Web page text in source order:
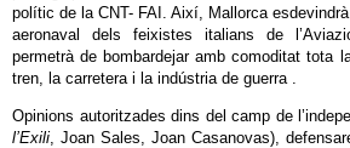
polític de la CNT- FAI. Així, Mallorca
aeronaval dels feixistes italians de
permetrà de bombardejar amb comoditat tota
tren, la carretera i la indústria de guerra .
Opinions autoritzades dins del camp de
l’Exili , Joan Sales, Joan Casanovas),